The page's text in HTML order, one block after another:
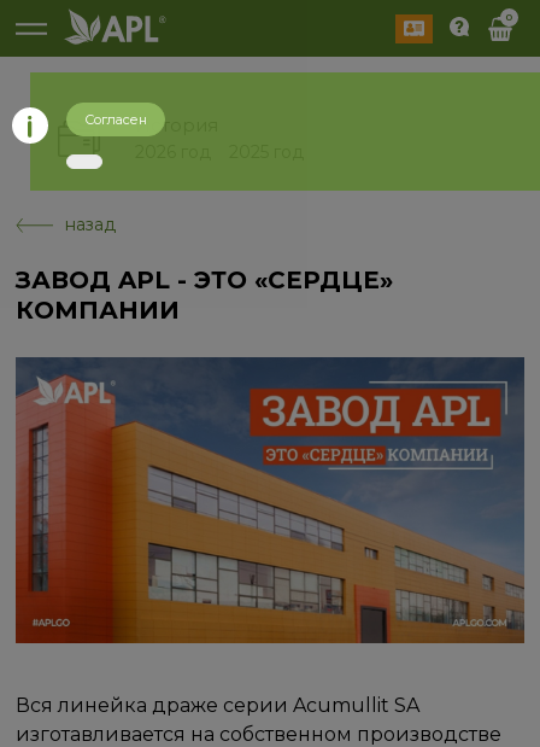
0
История
назад
ЗАВОД APL - ЭТО «СЕРДЦЕ»
КОМПАНИИ
Вся линейка драже серии Acumullit SA
изготавливается на собственном производстве
Согласен